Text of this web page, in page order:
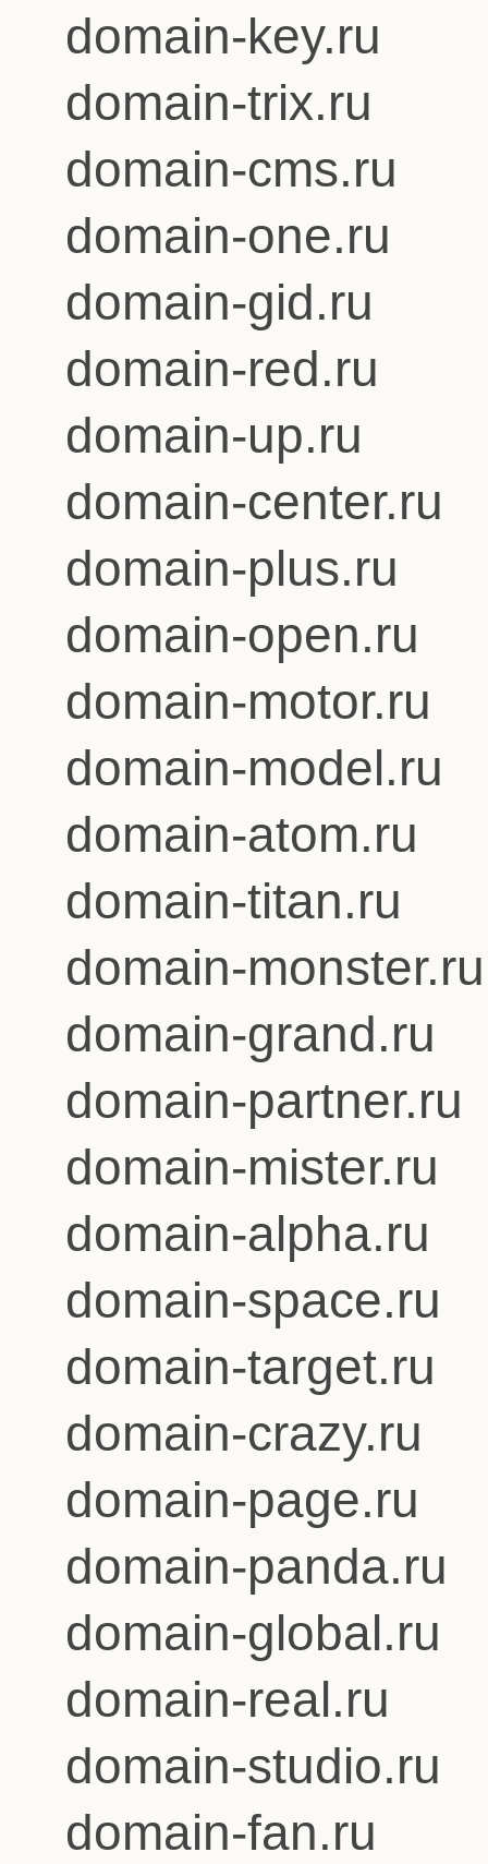
domain-key.ru
domain-trix.ru
domain-cms.ru
domain-one.ru
domain-gid.ru
domain-red.ru
domain-up.ru
domain-center.ru
domain-plus.ru
domain-open.ru
domain-motor.ru
domain-model.ru
domain-atom.ru
domain-titan.ru
domain-monster.ru
domain-grand.ru
domain-partner.ru
domain-mister.ru
domain-alpha.ru
domain-space.ru
domain-target.ru
domain-crazy.ru
domain-page.ru
domain-panda.ru
domain-global.ru
domain-real.ru
domain-studio.ru
domain-fan.ru